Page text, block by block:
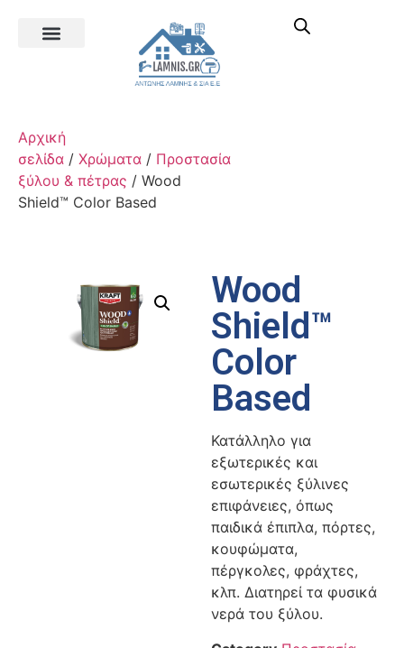
Αρχική
σελίδα / Χρώματα / Προστασία
ξύλου & πέτρας / Wood
Shield™ Color Based
Wood
Shield™
Color
Based
Κατάλληλο για
εξωτερικές και
εσωτερικές ξύλινες
επιφάνειες, όπως
παιδικά έπιπλα, πόρτες,
κουφώματα,
πέργκολες, φράχτες,
κλπ. Διατηρεί τα φυσικά
νερά του ξύλου.